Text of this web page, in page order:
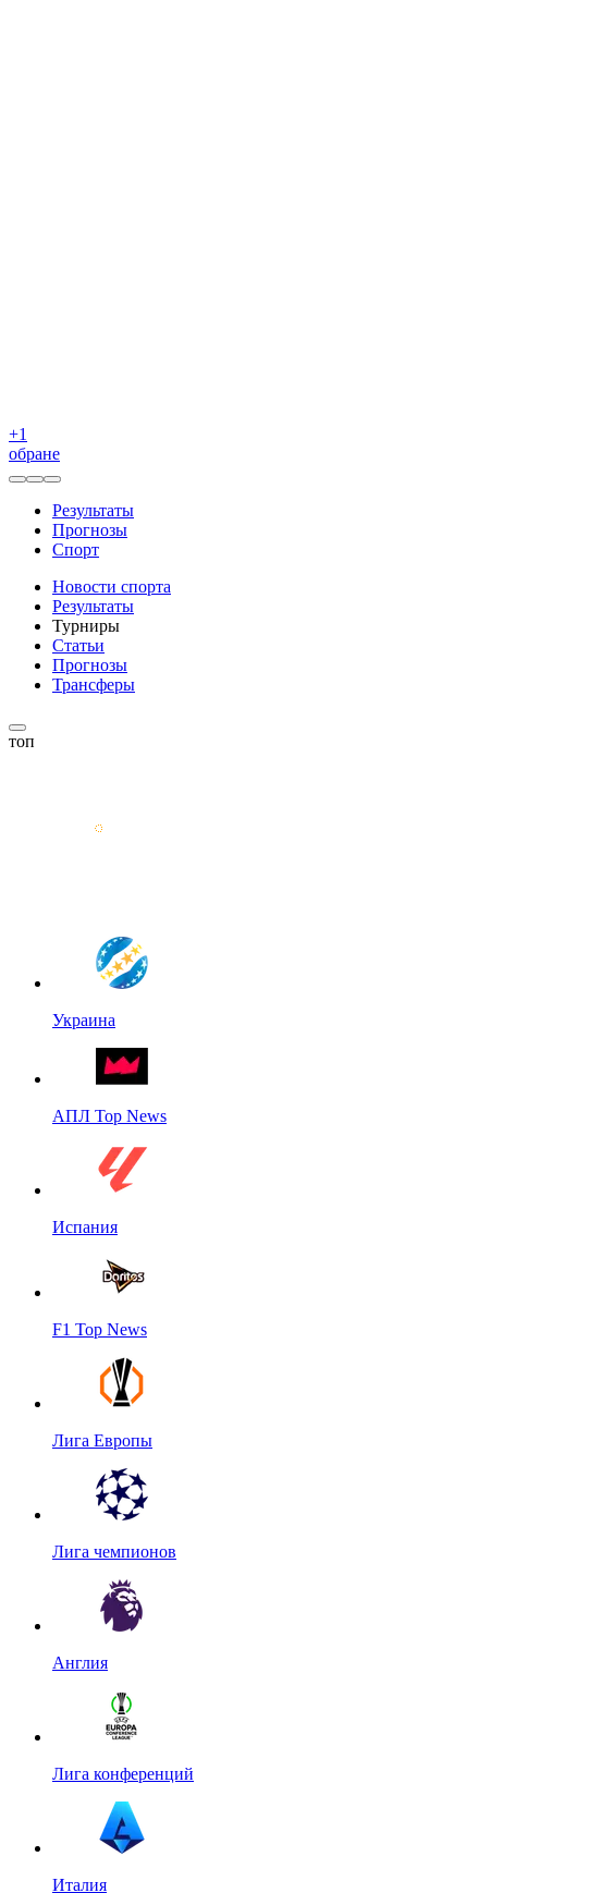
+1
обране
Результаты
Прогнозы
Спорт
Новости спорта
Результаты
Турниры
Статьи
Прогнозы
Трансферы
топ
Украина
АПЛ Top News
Испания
F1 Top News
Лига Европы
Лига чемпионов
Англия
Лига конференций
Италия